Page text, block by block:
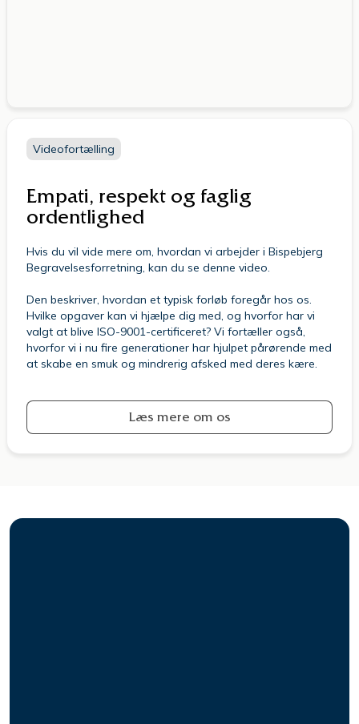
Videofortælling
Empati, respekt og faglig
ordentlighed
Hvis du vil vide mere om, hvordan vi arbejder i Bispebjerg
Begravelsesforretning, kan du se denne video.
Den beskriver, hvordan et typisk forløb foregår hos os.
Hvilke opgaver kan vi hjælpe dig med, og hvorfor har vi
valgt at blive ISO-9001-certificeret? Vi fortæller også,
hvorfor vi i nu fire generationer har hjulpet pårørende med
at skabe en smuk og mindrerig afsked med deres kære.
Læs mere om os